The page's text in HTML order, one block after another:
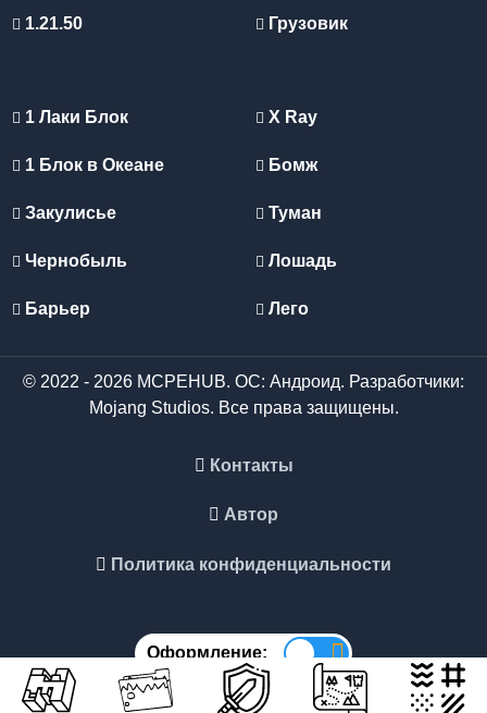
1.21.50 Грузовик
1 Лаки Блок
1 Блок в Океане
Закулисье
Чернобыль
Барьер
X Ray
Бомж
Туман
Лошадь
Лего
© 2022 - 2026 MCPEHUB. ОС: Андроид. Разработчики:
Mojang Studios. Все права защищены.
Контакты
Автор
Политика конфиденциальности
Оформление: